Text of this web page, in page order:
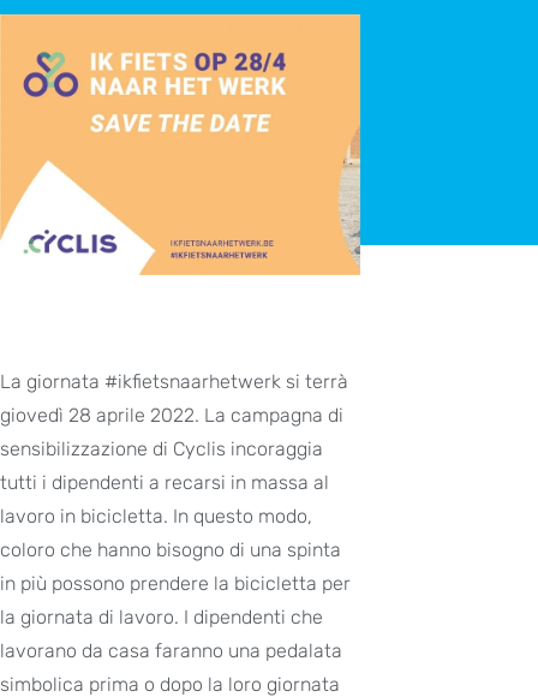
La giornata #ikfietsnaarhetwerk si terrà
giovedì 28 aprile 2022. La campagna di
sensibilizzazione di Cyclis incoraggia
tutti i dipendenti a recarsi in massa al
lavoro in bicicletta. In questo modo,
coloro che hanno bisogno di una spinta
in più possono prendere la bicicletta per
la giornata di lavoro. I dipendenti che
lavorano da casa faranno una pedalata
simbolica prima o dopo la loro giornata